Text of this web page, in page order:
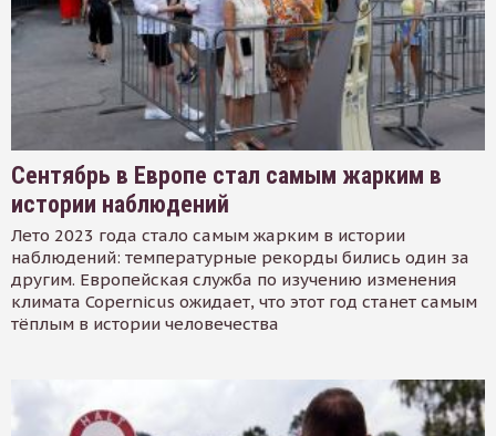
Сентябрь в Европе стал самым жарким в
истории наблюдений
Лето 2023 года стало самым жарким в истории
наблюдений: температурные рекорды бились один за
другим. Европейская служба по изучению изменения
климата Copernicus ожидает, что этот год станет самым
тёплым в истории человечества